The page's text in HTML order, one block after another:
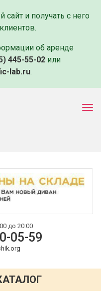
и получать с него
об аренде
445-55-02 или
lab.ru.
до 20:00
05-59